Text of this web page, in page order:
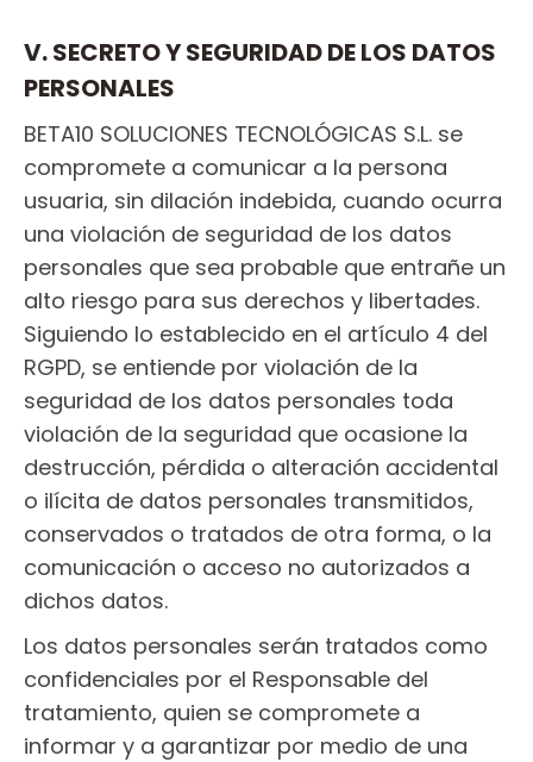
V. SECRETO Y SEGURIDAD DE LOS DATOS
PERSONALES
BETA10 SOLUCIONES TECNOLÓGICAS S.L. se
compromete a comunicar a la persona
usuaria, sin dilación indebida, cuando ocurra
una violación de seguridad de los datos
personales que sea probable que entrañe un
alto riesgo para sus derechos y libertades.
Siguiendo lo establecido en el artículo 4 del
RGPD, se entiende por violación de la
seguridad de los datos personales toda
violación de la seguridad que ocasione la
destrucción, pérdida o alteración accidental
o ilícita de datos personales transmitidos,
conservados o tratados de otra forma, o la
comunicación o acceso no autorizados a
dichos datos.
Los datos personales serán tratados como
confidenciales por el Responsable del
tratamiento, quien se compromete a
informar y a garantizar por medio de una